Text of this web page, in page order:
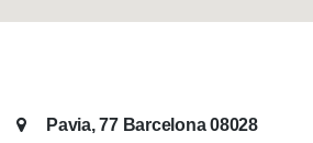
Pavia, 77 Barcelona 08028